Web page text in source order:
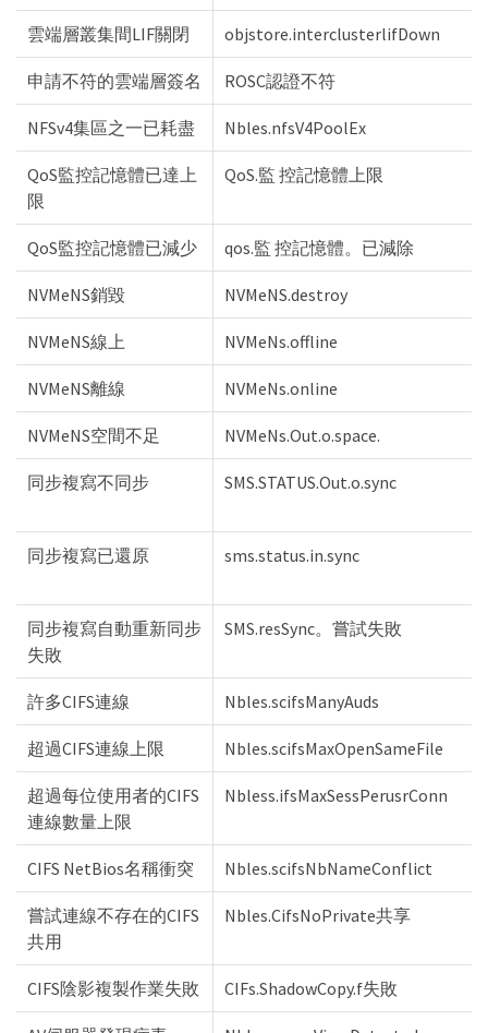
雲端層叢集間LIF關閉 objstore.interclusterlifDown
申請不符的雲端層簽名 ROSC認證不符
NFSv4集區之一已耗盡 Nbles.nfsV4PoolEx
QoS監控記憶體已達上
限
QoS.監 控記憶體上限
QoS監控記憶體已減少 qos.監 控記憶體。已減除
NVMeNS銷毀 NVMeNS.destroy
NVMeNS線上 NVMeNs.offline
NVMeNS離線 NVMeNs.online
NVMeNS空間不足 NVMeNs.Out.o.space.
同步複寫不同步 SMS.STATUS.Out.o.sync
同步複寫已還原 sms.status.in.sync
同步複寫自動重新同步
失敗
SMS.resSync。嘗試失敗
許多CIFS連線 Nbles.scifsManyAuds
超過CIFS連線上限 Nbles.scifsMaxOpenSameFile
超過每位使用者的CIFS
連線數量上限
Nbless.ifsMaxSessPerusrConn
CIFS NetBios名稱衝突 Nbles.scifsNbNameConflict
嘗試連線不存在的CIFS
共用
Nbles.CifsNoPrivate共享
CIFS陰影複製作業失敗 CIFs.ShadowCopy.f失敗